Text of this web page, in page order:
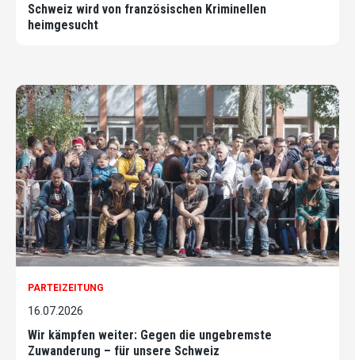
Schweiz wird von französischen Kriminellen
heimgesucht
PARTEIZEITUNG
16.07.2026
Wir kämpfen weiter: Gegen die ungebremste
Zuwanderung – für unsere Schweiz